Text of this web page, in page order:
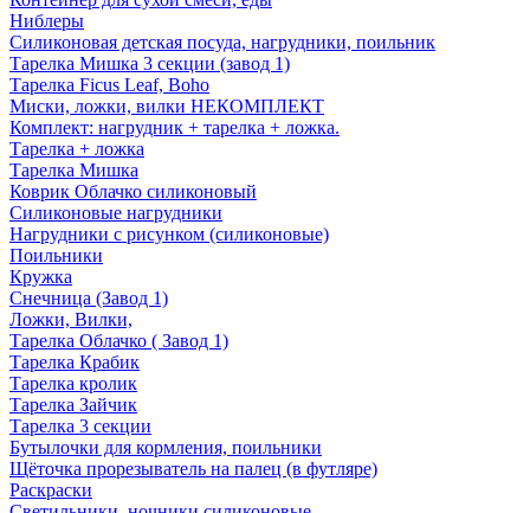
Ниблеры
Силиконовая детская посуда, нагрудники, поильник
Тарелка Мишка 3 секции (завод 1)
Тарелка Ficus Leaf, Boho
Миски, ложки, вилки НЕКОМПЛЕКТ
Комплект: нагрудник + тарелка + ложка.
Тарелка + ложка
Тарелка Мишка
Коврик Облачко силиконовый
Силиконовые нагрудники
Нагрудники с рисунком (силиконовые)
Поильники
Кружка
Снечница (Завод 1)
Ложки, Вилки,
Тарелка Облачко ( Завод 1)
Тарелка Крабик
Тарелка кролик
Тарелка Зайчик
Тарелка 3 секции
Бутылочки для кормления, поильники
Щёточка прорезыватель на палец (в футляре)
Раскраски